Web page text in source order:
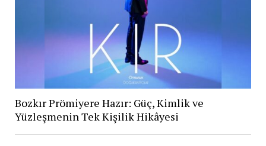
Bozkır Prömiyere Hazır: Güç, Kimlik ve
Yüzleşmenin Tek Kişilik Hikâyesi